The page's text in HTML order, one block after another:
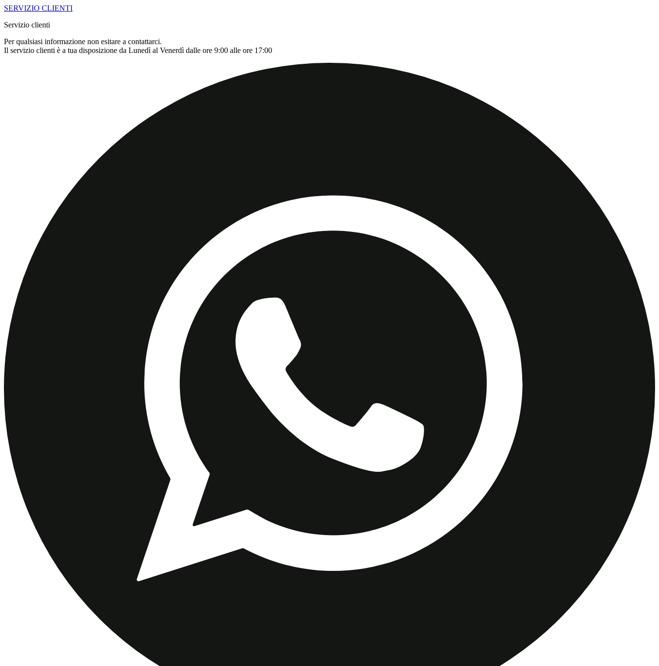
SERVIZIO CLIENTI
Servizio clienti
Per qualsiasi informazione non esitare a contattarci.
Il servizio clienti è a tua disposizione da Lunedì al Venerdì dalle ore 9:00 alle ore 17:00